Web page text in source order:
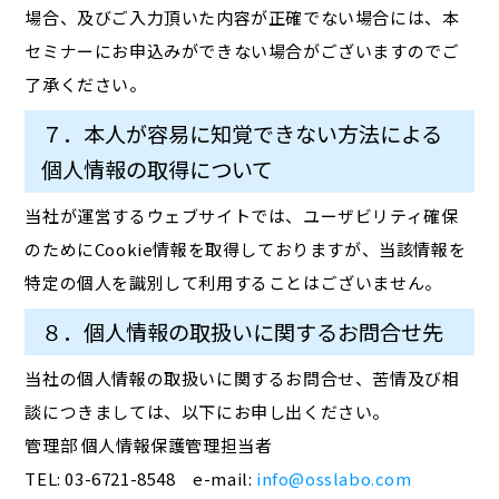
場合、及びご入力頂いた内容が正確でない場合には、本
セミナーにお申込みができない場合がございますのでご
了承ください。
７．本人が容易に知覚できない方法による
個人情報の取得について
当社が運営するウェブサイトでは、ユーザビリティ確保
のためにCookie情報を取得しておりますが、当該情報を
特定の個人を識別して利用することはございません。
８．個人情報の取扱いに関するお問合せ先
当社の個人情報の取扱いに関するお問合せ、苦情及び相
談につきましては、以下にお申し出ください。
管理部 個人情報保護管理担当者
TEL: 03-6721-8548 e-mail: info@osslabo.com